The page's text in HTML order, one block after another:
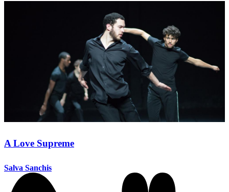
A Love Supreme
Salva Sanchis